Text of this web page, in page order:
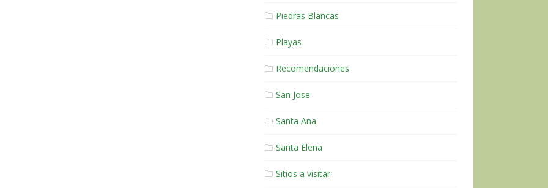
Piedras Blancas
Playas
Recomendaciones
San Jose
Santa Ana
Santa Elena
Sitios a visitar